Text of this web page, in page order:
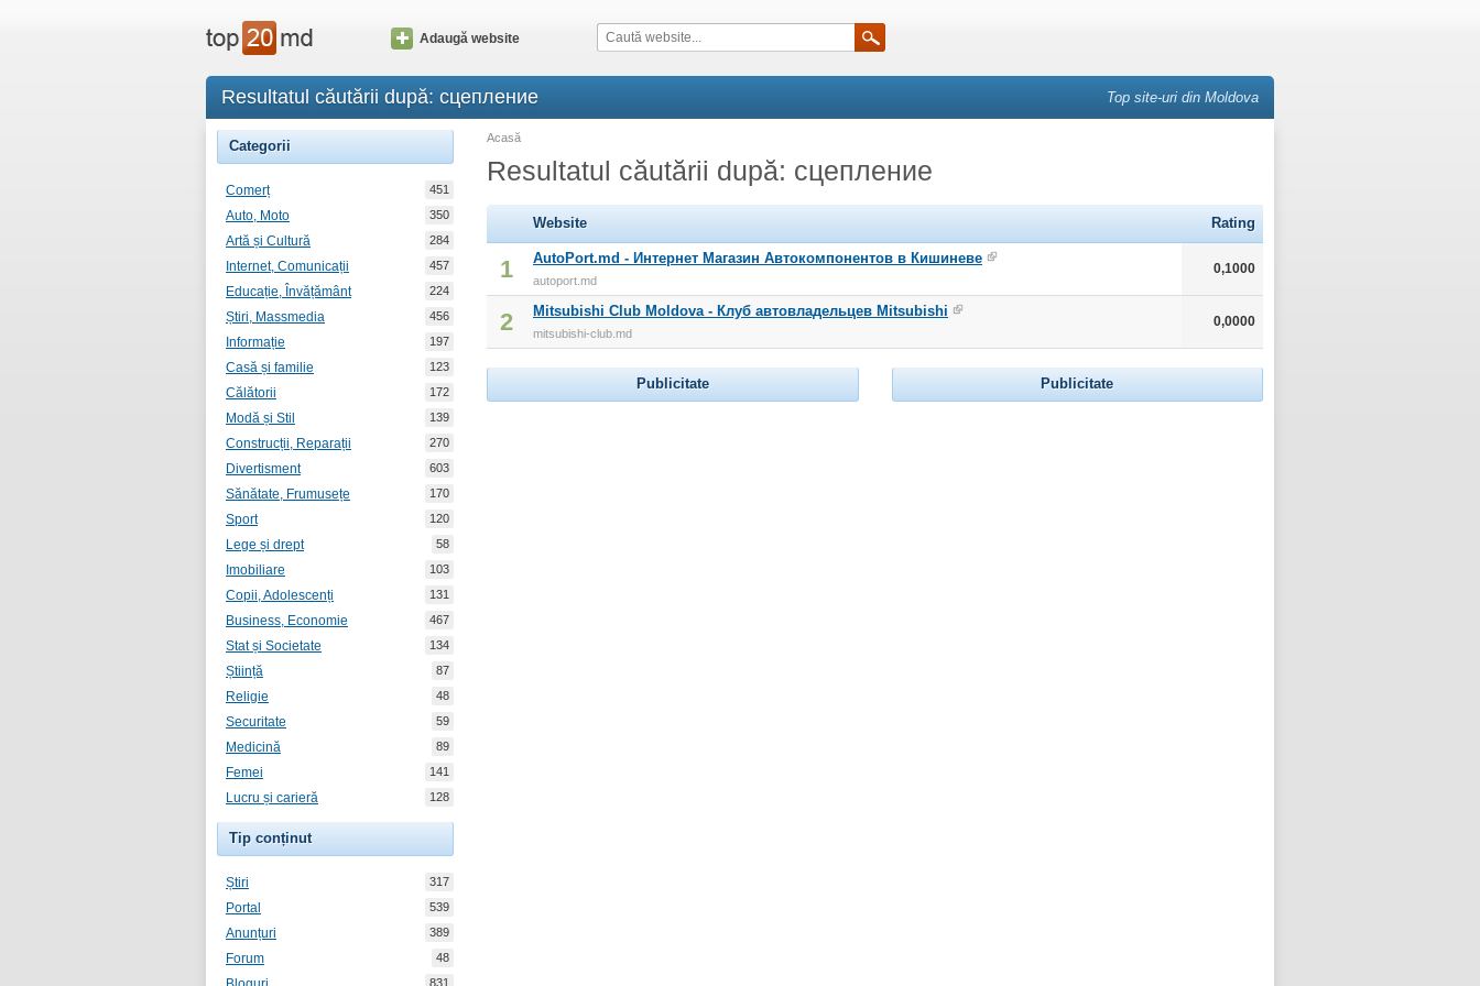
Adaugă website
Resultatul căutării după: сцепление Top site-uri din Moldova
Categorii
Comerț 451
Auto, Moto 350
Artă și Cultură 284
Internet, Comunicații 457
Educație, Învățământ 224
Știri, Massmedia 456
Informație 197
Casă și familie 123
Călătorii 172
Modă și Stil 139
Construcții, Reparații 270
Divertisment 603
Sănătate, Frumusețe 170
Sport 120
Lege și drept 58
Imobiliare 103
Copii, Adolescenți 131
Business, Economie 467
Stat și Societate 134
Știință 87
Religie 48
Securitate 59
Medicină 89
Femei 141
Lucru și carieră 128
Tip conținut
Știri 317
Portal 539
Anunțuri 389
Forum 48
831
Acasă
Resultatul căutării după: сцепление
Website Rating
1 AutoPort.md - Интернет Магазин Автокомпонентов в Кишиневе
autoport.md
0,1000
2 Mitsubishi Club Moldova - Клуб автовладельцев Mitsubishi
mitsubishi-club.md
0,0000
Publicitate Publicitate